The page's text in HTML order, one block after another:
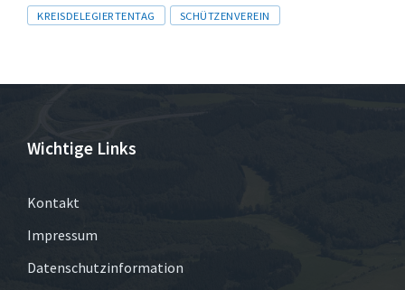
Tags
KREISDELEGIERTENTAG SCHÜTZENVEREIN
Wichtige Links
Kontakt
Impressum
Datenschutzinformation